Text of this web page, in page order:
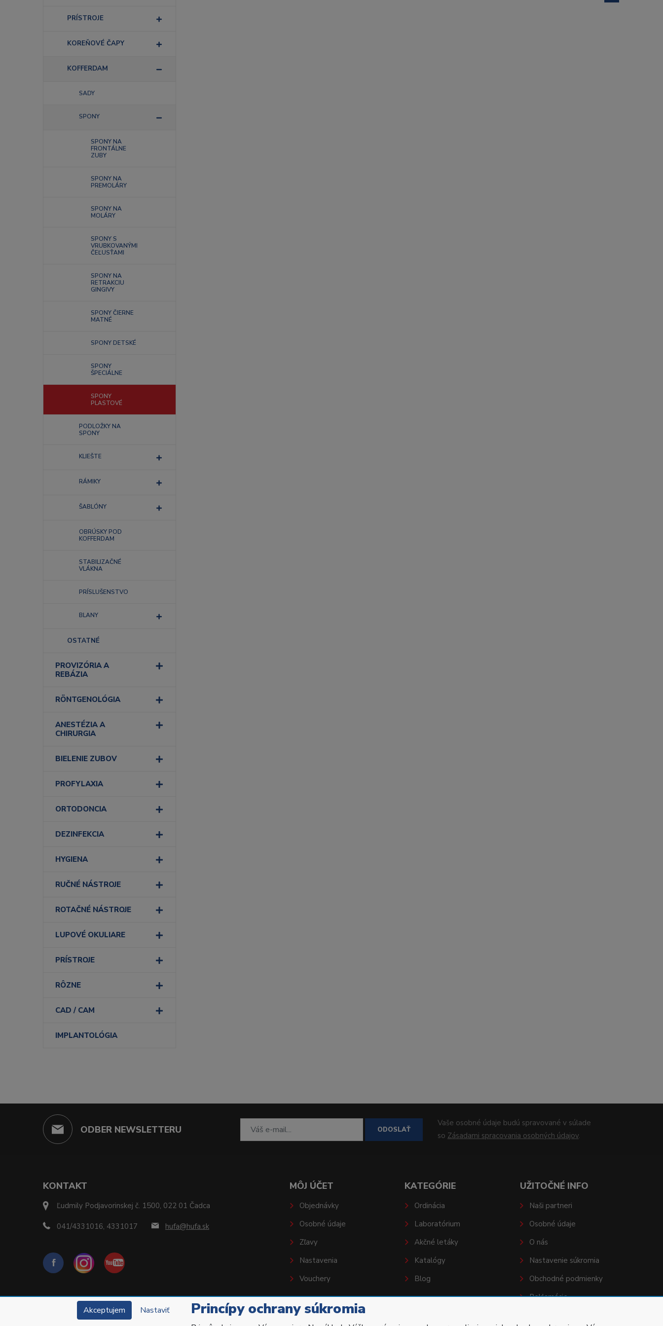
PRÍSTROJE
KOREŇOVÉ ČAPY
KOFFERDAM
SADY
SPONY
SPONY NA
FRONTÁLNE
ZUBY
SPONY NA
PREMOLÁRY
SPONY NA
MOLÁRY
SPONY S
VRUBKOVANÝMI
ČEĽUSŤAMI
SPONY NA
RETRAKCIU
GINGIVY
SPONY ČIERNE
MATNÉ
SPONY DETSKÉ
SPONY
ŠPECIÁLNE
SPONY
PLASTOVÉ
PODLOŽKY NA
SPONY
KLIEŠTE
RÁMIKY
ŠABLÓNY
OBRÚSKY POD
KOFFERDAM
STABILIZAČNÉ
VLÁKNA
PRÍSLUŠENSTVO
BLANY
OSTATNÉ
PROVIZÓRIA A
REBÁZIA
RÖNTGENOLÓGIA
ANESTÉZIA A
CHIRURGIA
BIELENIE ZUBOV
PROFYLAXIA
ORTODONCIA
DEZINFEKCIA
HYGIENA
RUČNÉ NÁSTROJE
ROTAČNÉ NÁSTROJE
LUPOVÉ OKULIARE
PRÍSTROJE
RÔZNE
CAD / CAM
IMPLANTOLÓGIA
ODBER NEWSLETTERU ODOSLAŤ
Vaše osobné údaje budú spravované v súlade
so Zásadami spracovania osobných údajov.
KONTAKT
Ľudmily Podjavorinskej č. 1500, 022 01 Čadca
041/4331016, 4331017 hufa@hufa.sk
MÔJ ÚČET
Objednávky
Osobné údaje
Zľavy
Nastavenia
Vouchery
KATEGÓRIE
Ordinácia
Laboratórium
Akčné letáky
Katalógy
Blog
UŽITOČNÉ INFO
Naši partneri
Osobné údaje
O nás
Nastavenie súkromia
Obchodné podmienky
Reklamácie
Akceptujem Nastaviť Princípy ochrany súkromia